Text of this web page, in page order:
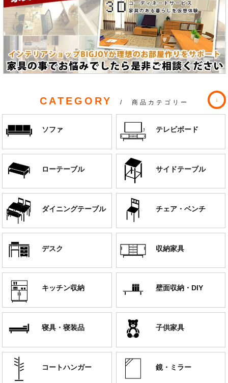
CATEGORY / 商品カテゴリー
ソファ テレビボード
ローテーブル サイドテーブル
ダイニングテーブル チェア・ベンチ
デスク 収納家具
キッチン収納 壁面収納・DIY
寝具・寝装品 子供家具
コートハンガー 鏡・ミラー